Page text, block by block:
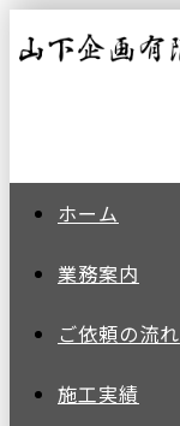
ホーム
業務案内
ご依頼の流れ
施工実績